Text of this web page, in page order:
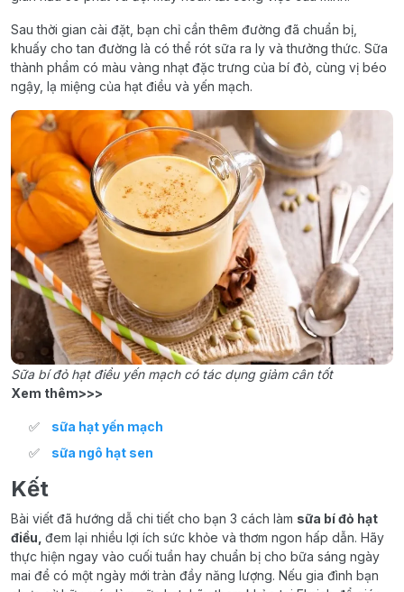
Sau thời gian cài đặt, bạn chỉ cần thêm đường đã chuẩn bị,
khuấy cho tan đường là có thể rót sữa ra ly và thưởng thức. Sữa
thành phẩm có màu vàng nhạt đặc trưng của bí đỏ, cùng vị béo
ngậy, lạ miệng của hạt điều và yến mạch.
Sữa bí đỏ hạt điều yến mạch có tác dụng giảm cân tốt
Xem thêm>>>
sữa hạt yến mạch
sữa ngô hạt sen
Kết
Bài viết đã hướng dẫ chi tiết cho bạn 3 cách làm sữa bí đỏ hạt
điều, đem lại nhiều lợi ích sức khỏe và thơm ngon hấp dẫn. Hãy
thực hiện ngay vào cuối tuần hay chuẩn bị cho bữa sáng ngày
mai để có một ngày mới tràn đầy năng lượng. Nếu gia đình bạn